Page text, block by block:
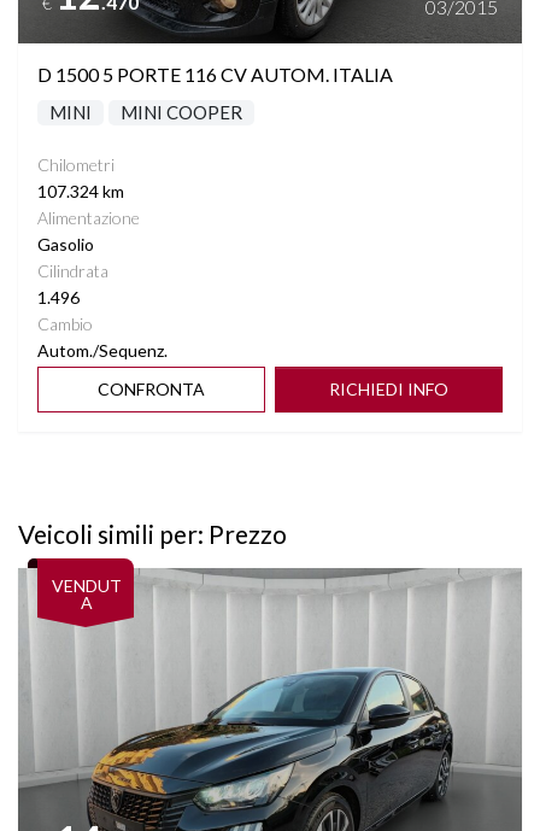
TASCHE SU RETROSCHIENALI SEDILI
TRAFFIC INFORMATION
03/2015
D 1500 5 PORTE 116 CV AUTOM. ITALIA
MINI MINI COOPER
Chilometri
107.324 km
Alimentazione
Gasolio
Cilindrata
1.496
Cambio
Autom./Sequenz.
CONFRONTA
RICHIEDI INFO
Veicoli simili per: Prezzo
VENDUT
A
Vedi dettagli